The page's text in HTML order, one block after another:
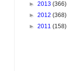
► 2013 (366)
► 2012 (368)
► 2011 (158)